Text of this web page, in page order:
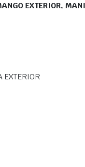
EXTERIOR,
EXTERIOR